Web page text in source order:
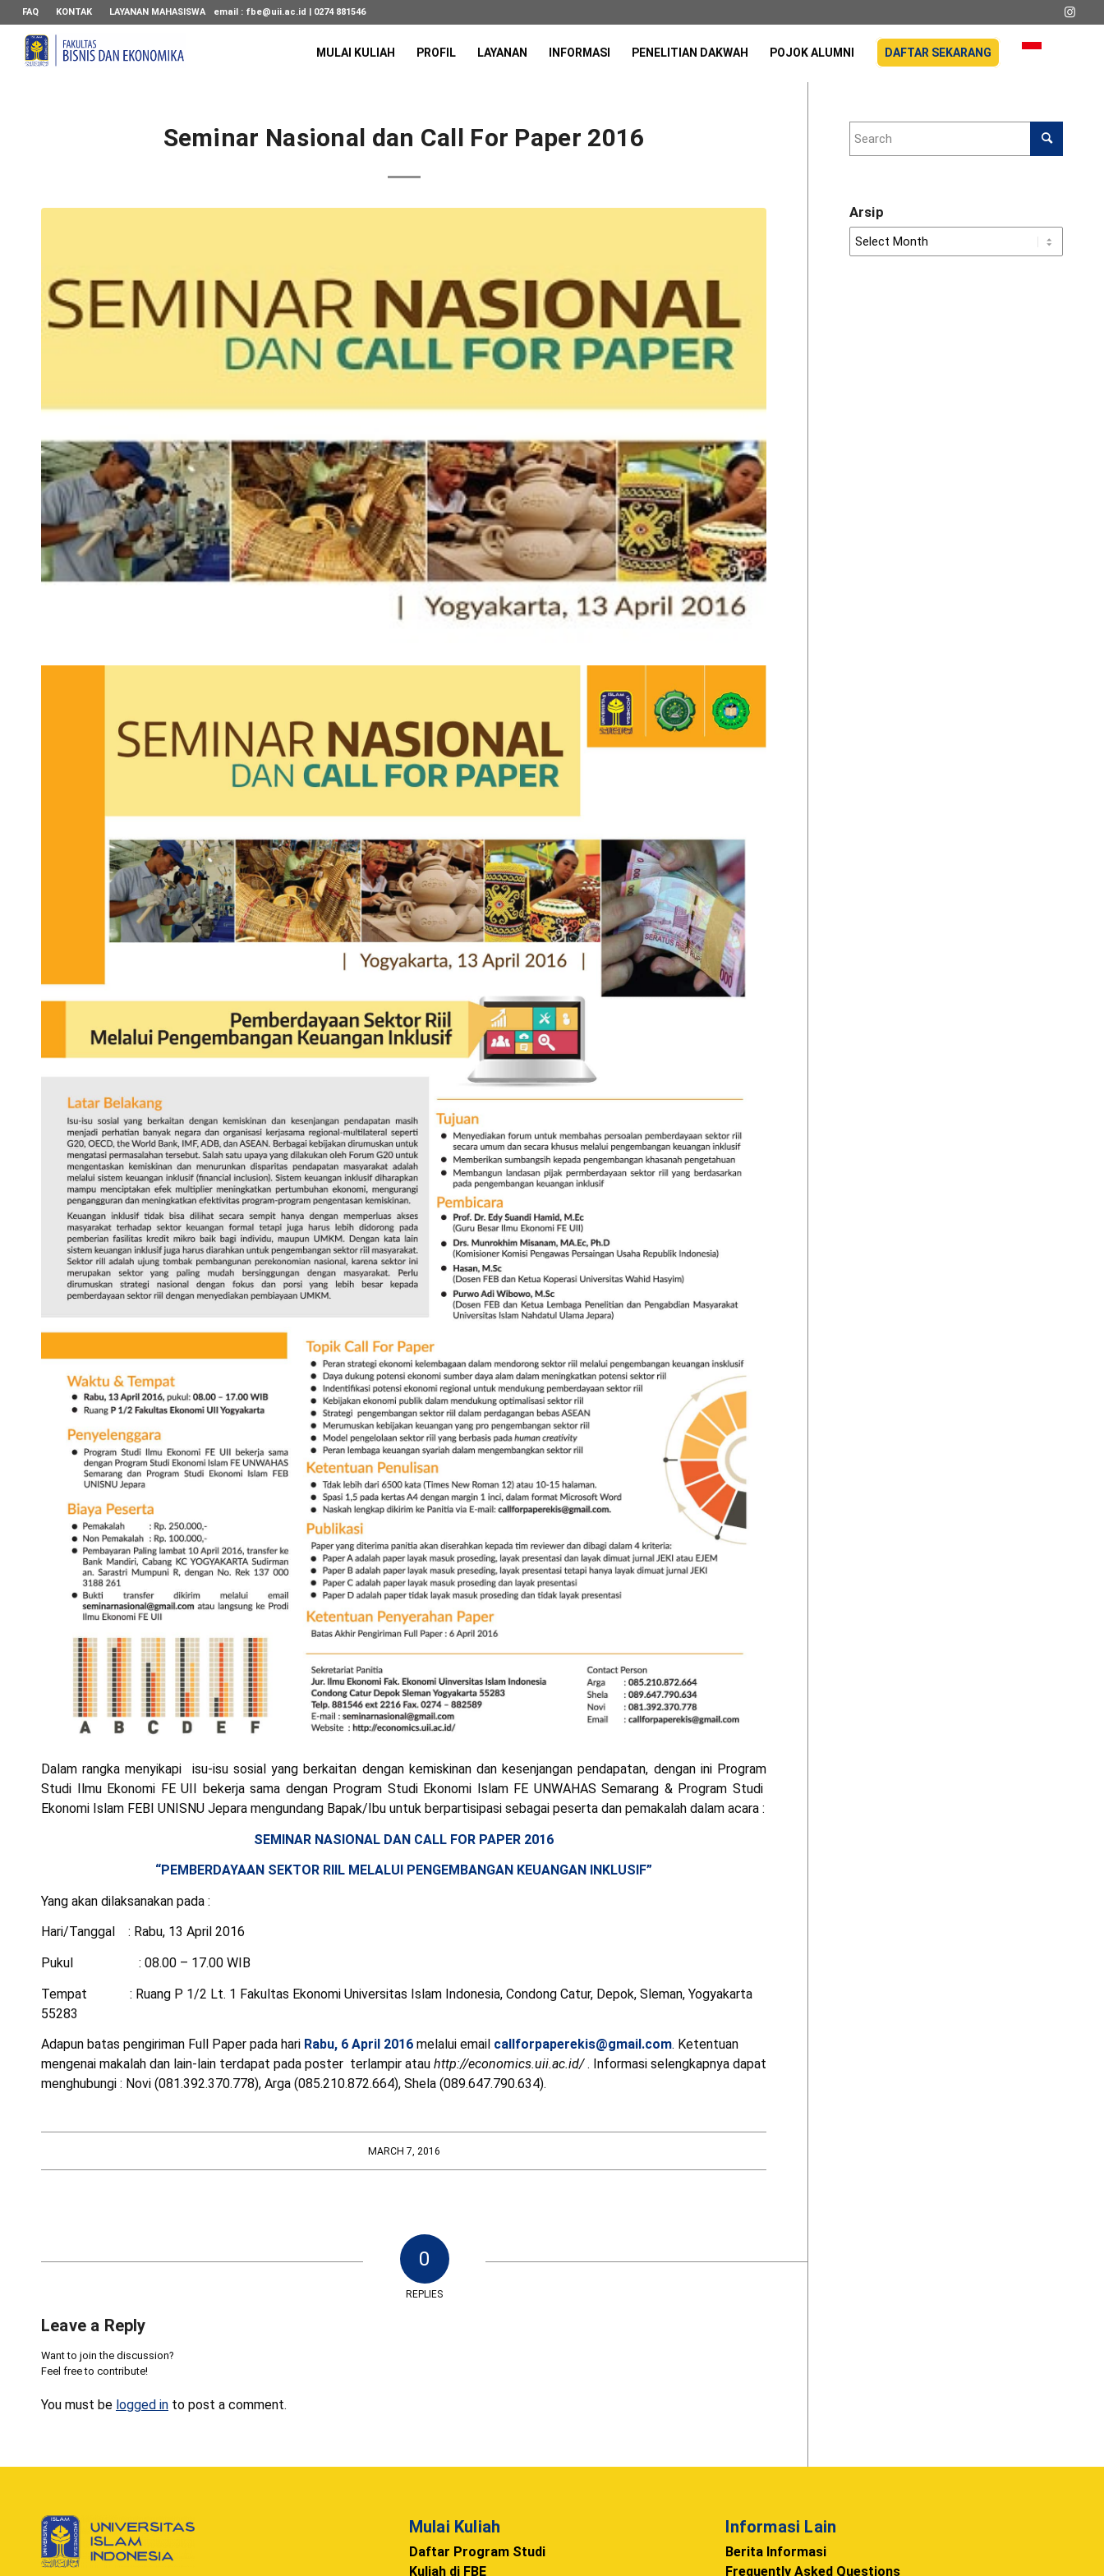
FAQ KONTAK LAYANAN MAHASISWA email : fbe@uii.ac.id | 0274 881546
MULAI KULIAH PROFIL LAYANAN INFORMASI PENELITIAN DAKWAH POJOK ALUMNI DAFTAR SEKARANG
Seminar Nasional dan Call For Paper 2016
Dalam rangka menyikapi isu-isu sosial yang berkaitan dengan kemiskinan dan kesenjangan pendapatan, dengan ini Program
Studi Ilmu Ekonomi FE UII bekerja sama dengan Program Studi Ekonomi Islam FE UNWAHAS Semarang & Program Studi
Ekonomi Islam FEBI UNISNU Jepara mengundang Bapak/Ibu untuk berpartisipasi sebagai peserta dan pemakalah dalam acara :
SEMINAR NASIONAL DAN CALL FOR PAPER 2016
“PEMBERDAYAAN SEKTOR RIIL MELALUI PENGEMBANGAN KEUANGAN INKLUSIF”
Yang akan dilaksanakan pada :
Hari/Tanggal : Rabu, 13 April 2016
Pukul : 08.00 – 17.00 WIB
Tempat : Ruang P 1/2 Lt. 1 Fakultas Ekonomi Universitas Islam Indonesia, Condong Catur, Depok, Sleman, Yogyakarta
55283
Adapun batas pengiriman Full Paper pada hari Rabu, 6 April 2016 melalui email callforpaperekis@gmail.com. Ketentuan
mengenai makalah dan lain-lain terdapat pada poster terlampir atau http://economics.uii.ac.id/. Informasi selengkapnya dapat
menghubungi : Novi (081.392.370.778), Arga (085.210.872.664), Shela (089.647.790.634).
MARCH 7, 2016
0
REPLIES
Leave a Reply
Want to join the discussion?
Feel free to contribute!
You must be logged in to post a comment.
Arsip
Mulai Kuliah
Daftar Program Studi
Kuliah di FBE
Informasi Lain
Berita Informasi
Frequently Asked Questions